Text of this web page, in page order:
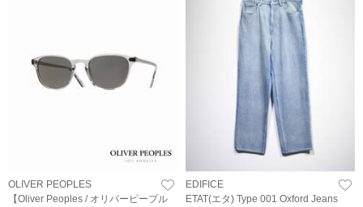
OLIVER PEOPLES
【Oliver Peoples / オリバーピープル
EDIFICE
ETAT(エタ) Type 001 Oxford Jeans